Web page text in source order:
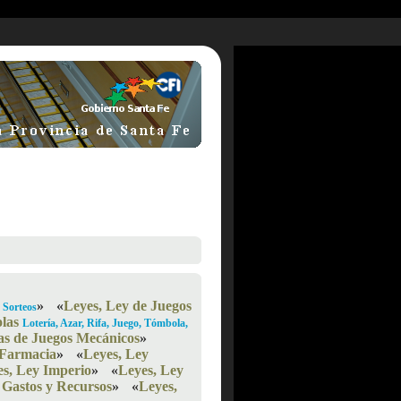
» «Leyes, Ley de Juegos
Lotería, Azar, Rifa, Juego, Tómbola,
de Juegos Mecánicos»
» «Leyes, Ley
Ley Imperio» «Leyes, Ley
y Recursos» «Leyes,